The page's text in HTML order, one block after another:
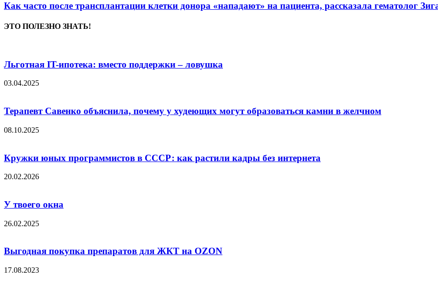
Как часто после трансплантации клетки донора «нападают» на пациента, рассказала гематолог
ЭТО ПОЛЕЗНО ЗНАТЬ!
Льготная IT-ипотека: вместо поддержки – ловушка
03.04.2025
Терапевт Савенко объяснила, почему у худеющих могут образоваться камни в желчном
08.10.2025
Кружки юных программистов в СССР: как растили кадры без интернета
20.02.2026
У твоего окна
26.02.2025
Выгодная покупка препаратов для ЖКТ на OZON
17.08.2023